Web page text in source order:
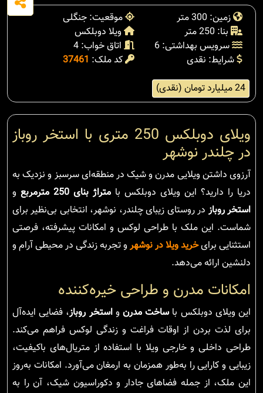
زمین: 300 متر
موقعیت: جنگلی
بنا: 250 متر
ویلا دوبلکس
سرویس بهداشتی: 6
اتاق خواب: 4
شرایط: نقدی
کد ملک: 37461
24 میلیارد تومان (نقدی)
ویلای دوبلکس 250 متری با استخر روباز
در چلندر نوشهر
آرزوی داشتن ویلایی مدرن و شیک در منطقه‌ای سرسبز و نزدیک به
دریا را دارید؟ این ویلای دوبلکس با متراژ بنای 250 مترمربع
و
استخر روباز در روستای زیبای چلندر، نوشهر، انتخابی بی‌نظیر برای
شماست. این ملک با طراحی لوکس و امکانات پیشرفته، فرصتی
استثنایی برایخرید ویلا در نوشهر و تجربه زندگی در محیطی آرام و
دلنشین ارائه می‌دهد.
امکانات مدرن و طراحی خیره‌کننده
این ویلای دوبلکس باساخت مدرنواستخر روباز، فضایی ایده‌آل
برای لذت بردن از اوقات فراغت و زندگی لوکس فراهم می‌کند.
طراحی داخلی و خارجی ویلا با استفاده از متریال‌های باکیفیت،
زیبایی و کارایی را به‌طور همزمان به ارمغان می‌آورد. امکانات به‌روز
این ملک، از جمله فضاهای جادار و دکوراسیون شیک، آن را به